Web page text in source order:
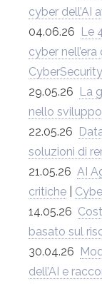
cyber dell’AI
04.06.26
Le
cyber
29.05.26
La
nello
22.05.26
soluzioni di
21.05.26 AI
critiche
14.05.26
basato sul
30.04.26
dell’AI e